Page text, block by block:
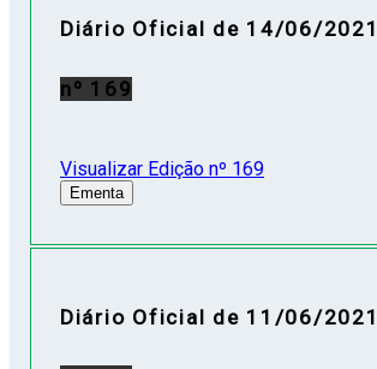
Diário Oficial de 14/06/2021
nº 169
Visualizar Edição nº 169
Ementa
Diário Oficial de 11/06/2021